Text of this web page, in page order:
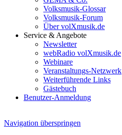
Volksmusik-Glossar
Volksmusik-Forum
Über volXmusik.de
Service & Angebote
Newsletter
webRadio volXmusik.de
Webinare
Veranstaltungs-Netzwerk
Weiterführende Links
Gästebuch
Benutzer-Anmeldung
Navigation überspringen